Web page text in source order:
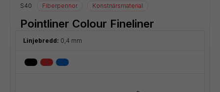
S40 Fiberpennor Konstnärsmaterial
Pointliner Colour Fineliner
Linjebredd: 0,4 mm